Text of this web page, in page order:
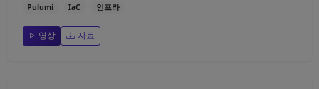
Pulumi IaC 인프라
영상 자료